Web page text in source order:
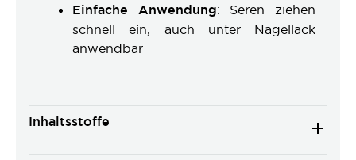
Einfache Anwendung: Seren ziehen
schnell ein, auch unter Nagellack
anwendbar
Inhaltsstoffe